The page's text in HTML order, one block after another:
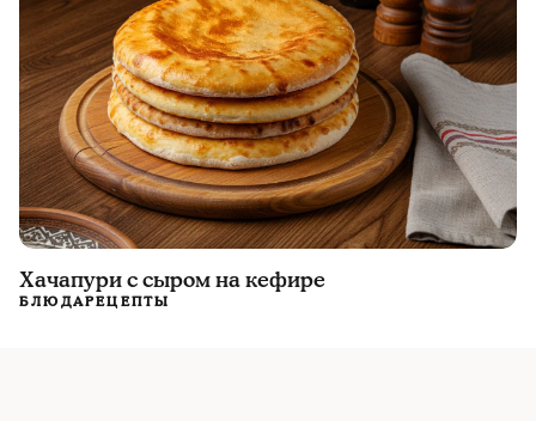
Хачапури с сыром на кефире
БЛЮДАРЕЦЕПТЫ